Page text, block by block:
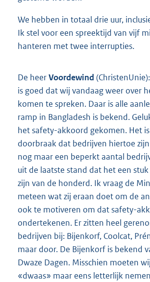
We hebben in totaal drie uur,
Ik stel voor een spreektijd van vijf
hanteren met twee interrupties.
De heerVoordewind
is goed dat wij vandaag weer over
komen te spreken. Daar is alle
ramp in Bangladesh is bekend.
het safety-akkoord gekomen. Het
doorbraak dat bedrijven hiertoe
nog maar een beperkt aantal
uit de laatste stand dat het een
zijn van de honderd. Ik vraag de
meteen wat zij eraan doet om de
ook te motiveren om dat safety-
ondertekenen. Er zitten heel
bedrijven bij: Bijenkorf, Coolcat,
maar door. De Bijenkorf is bekend
Dwaze Dagen. Misschien moeten
«dwaas» maar eens letterlijk